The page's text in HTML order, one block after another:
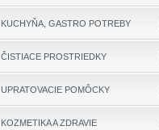
KUCHYŇA, GASTRO POTREBY
ČISTIACE PROSTRIEDKY
UPRATOVACIE POMÔCKY
KOZMETIKA A ZDRAVIE